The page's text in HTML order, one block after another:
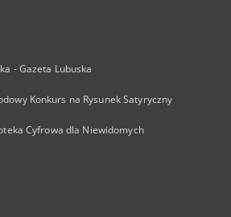
- Gazeta Lubuska
Konkurs na Rysunek Satyryczny
Cyfrowa dla Niewidomych